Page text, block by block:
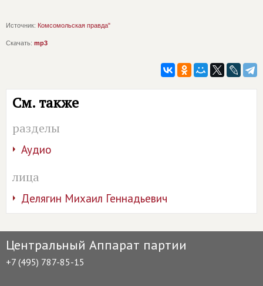
Источник: Комсомольская правда"
Скачать: mp3
См. также
разделы
Аудио
лица
Делягин Михаил Геннадьевич
Центральный Аппарат партии
+7 (495) 787-85-15